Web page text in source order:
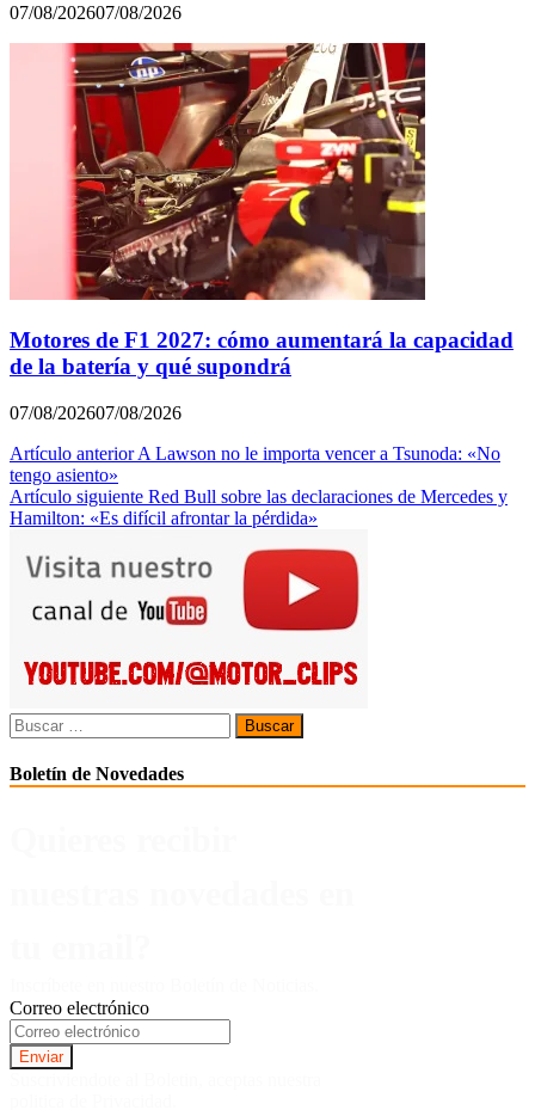
07/08/202607/08/2026
Motores de F1 2027: cómo aumentará la capacidad
de la batería y qué supondrá
07/08/202607/08/2026
Navegación
de
entradas
Artículo anterior A Lawson no le importa vencer a Tsunoda: «No
tengo asiento»
Artículo siguiente Red Bull sobre las declaraciones de Mercedes y
Hamilton: «Es difícil afrontar la pérdida»
Buscar:
Boletín de Novedades
Correo electrónico